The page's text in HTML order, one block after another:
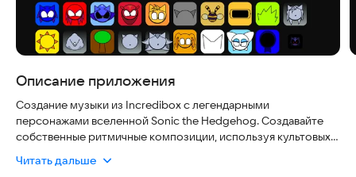
Описание приложения
Создание музыки из Incredibox с легендарными
персонажами вселенной Sonic the Hedgehog. Создавайте
собственные ритмичные композиции, используя культовых
которых привносит в игру свои особенные звуки и
Читать дальше